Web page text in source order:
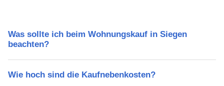
Was sollte ich beim Wohnungskauf in Siegen
beachten?
Wie hoch sind die Kaufnebenkosten?